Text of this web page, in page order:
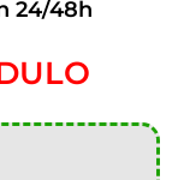
24/48h